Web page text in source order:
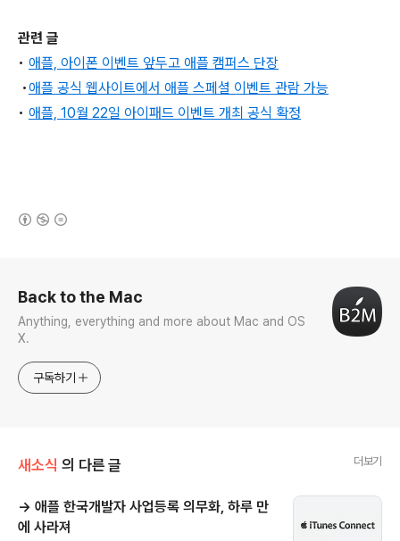
관련 글
• 애플, 아이폰 이벤트 앞두고 애플 캠퍼스 단장
•애플 공식 웹사이트에서 애플 스페셜 이벤트 관람 가능
• 애플, 10월 22일 아이패드 이벤트 개최 공식 확정
Back to the Mac
Anything, everything and more about Mac and OS
X.
구독하기
새소식 의 다른 글 더보기
→ 애플 한국개발자 사업등록 의무화, 하루 만
에 사라져